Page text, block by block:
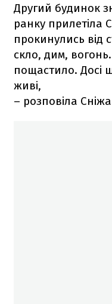
Другий будинок
ранку прилетіла
прокинулись від
скло, дим,
пощастило. Досі
живі,
– розповіла